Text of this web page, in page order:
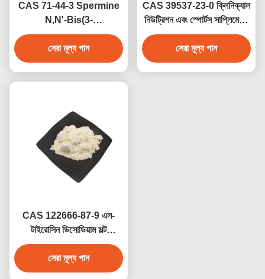
CAS 71-44-3 Spermine
N,N'-Bis(3-
aminopropyl)-1,4-
ডায়ামিনোবুটেন প্রাকৃতিক পলিমাইন
সেরা মূল্য পান
CAS 39537-23-0 ক্লিনিক্যাল
নিউট্রিশন এবং স্পোর্টস সাপ্লিমেন্টের
জন্য এল-অ্যালানাইল-এল-গ্লুটামিন
অ্যালানাইল গ্লুটামিন
সেরা মূল্য পান
CAS 122666-87-9 এল-
টাইরোসিন ডিসোডিয়াম সল্ট
ডিহাইড্রেট সেল কালচার মিডিয়া
69847-45-6
সেরা মূল্য পান